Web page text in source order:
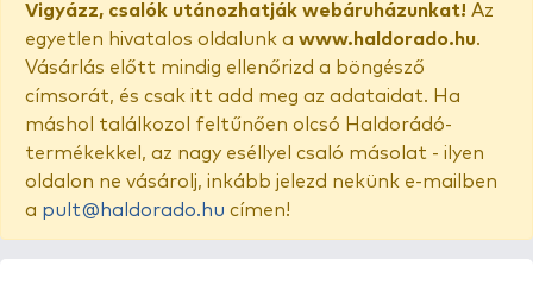
Vigyázz, csalók utánozhatják webáruházunkat! Az
egyetlen hivatalos oldalunk a www.haldorado.hu.
Vásárlás előtt mindig ellenőrizd a böngésző
címsorát, és csak itt add meg az adataidat. Ha
máshol találkozol feltűnően olcsó Haldorádó-
termékekkel, az nagy eséllyel csaló másolat - ilyen
oldalon ne vásárolj, inkább jelezd nekünk e-mailben
a pult@haldorado.hu címen!